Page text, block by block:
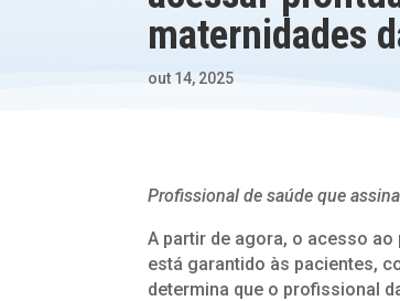
maternidades
out 14, 2025
Profissional de saúde que
A partir de agora, o acesso
está garantido às pacientes,
determina que o profissional